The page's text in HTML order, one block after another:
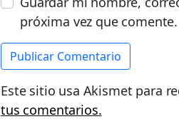
próxima vez que comente.
Este sitio usa Akismet para
tus comentarios.